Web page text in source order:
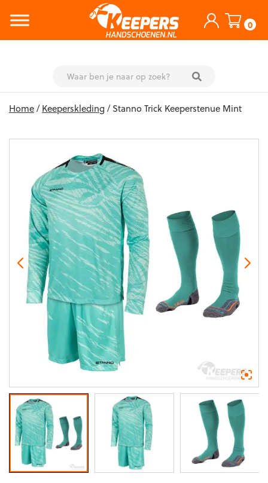
0
Home/Keeperskleding/ Stanno Trick Keeperstenue Mint